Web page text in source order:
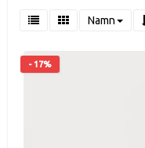
Namn
- 17%